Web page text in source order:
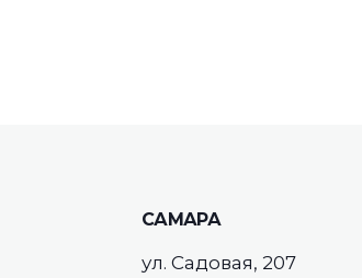
САМАРА
ул. Садовая, 207